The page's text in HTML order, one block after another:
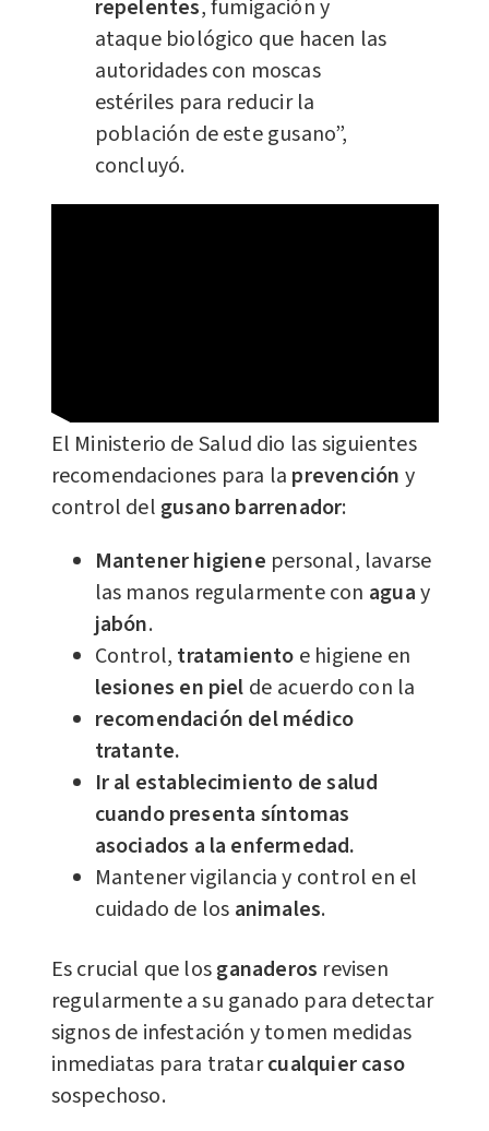
repelentes, fumigación y
ataque biológico que hacen las
autoridades con moscas
estériles para reducir la
población de este gusano”,
concluyó.
El Ministerio de Salud dio las siguientes
recomendaciones para la prevención y
control del gusano barrenador:
Mantenerhigiene personal, lavarse
las manos regularmente con aguay
jabón.
Control, tratamiento e higiene en
lesiones en piel de acuerdo con la
recomendación del médico
tratante.
Ir al establecimiento de salud
cuando presenta síntomas
asociados a la enfermedad.
Mantener vigilancia y control en el
cuidado de los animales.
Es crucial que losganaderos revisen
regularmente a su ganado para detectar
signos de infestación y tomen medidas
inmediatas para tratarcualquier caso
sospechoso.